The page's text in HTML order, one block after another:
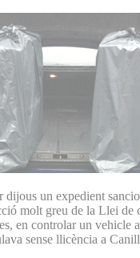
dijous un expedient
molt greu de la Llei de
en controlar un vehicle
sense llicència a